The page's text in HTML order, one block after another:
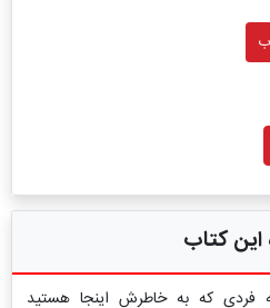
این کتاب
فردی که به خاطرش اینجا هستید